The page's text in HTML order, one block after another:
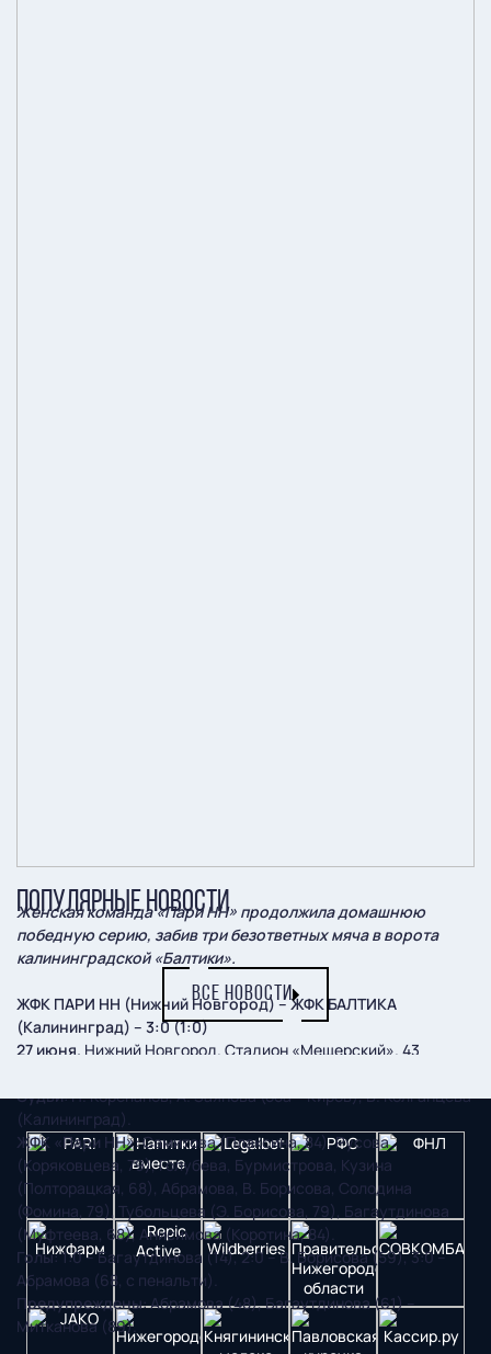
Женская команда «Пари НН» продолжила домашнюю
победную серию, забив три безответных мяча в ворота
калининградской «Балтики».
ЖФК ПАРИ НН (Нижний Новгород) – ЖФК БАЛТИКА
(Калининград) – 3:0 (1:0)
27 июня. Нижний Новгород. Стадион «Мещерский». 43
Судьи: Н. Корепанов, А. Заянова (оба – Киров), В. Колганцева
(Калининград).
ЖФК «Пари НН»: Самитова (Плаксина, 84), Русова
(Коряковцева, 79), Голубева, Бурмистрова, Кузина
(Полторацкая, 68), Абрамова, В. Борисова, Солодина
(Фомина, 79), Тубольцева (Э. Борисова, 79), Багаутдинова
(Муфтеева, 68), Анисимова (Коротина, 84).
Голы: 1:0 – Багаутдинова (14), 2:0 – В. Борисова (59), 3:0 –
Абрамова (68, с пенальти).
Предупреждены: Абрамова (48), Багаутдинова (61) –
Митканова (89).
ПОПУЛЯРНЫЕ НОВОСТИ
ВСЕ НОВОСТИ